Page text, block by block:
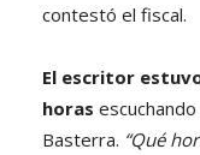
contestó el fiscal.
El escritor
horas
Basterra. “Qué